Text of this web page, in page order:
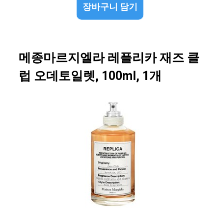
장바구니 담기
메종마르지엘라 레플리카 재즈 클
럽 오데토일렛, 100ml, 1개